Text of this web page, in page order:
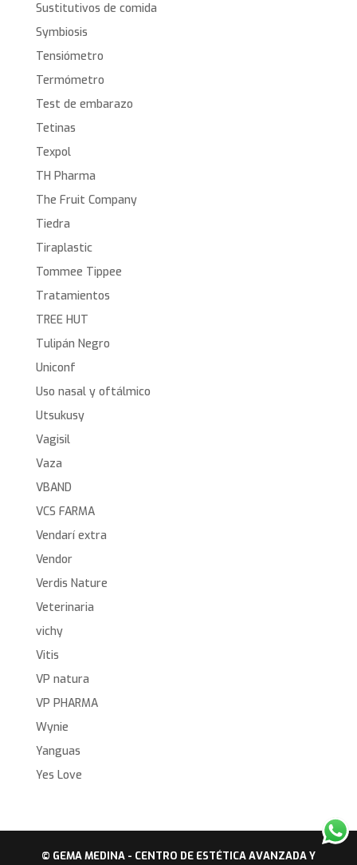
Sustitutivos de comida
Symbiosis
Tensiómetro
Termómetro
Test de embarazo
Tetinas
Texpol
TH Pharma
The Fruit Company
Tiedra
Tiraplastic
Tommee Tippee
Tratamientos
TREE HUT
Tulipán Negro
Uniconf
Uso nasal y oftálmico
Utsukusy
Vagisil
Vaza
VBAND
VCS FARMA
Vendarí extra
Vendor
Verdis Nature
Veterinaria
vichy
Vitis
VP natura
VP PHARMA
Wynie
Yanguas
Yes Love
© GEMA MEDINA - CENTRO DE ESTÉTICA AVANZADA Y